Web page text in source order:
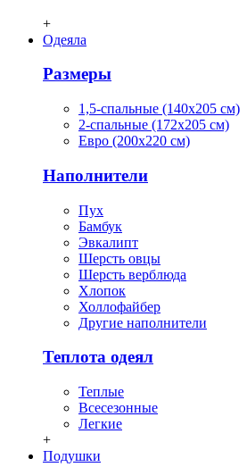
+
Одеяла
Размеры
1,5-спальные (140х205 см)
2-спальные (172х205 см)
Евро (200х220 см)
Наполнители
Пух
Бамбук
Эвкалипт
Шерсть овцы
Шерсть верблюда
Хлопок
Холлофайбер
Другие наполнители
Теплота одеял
Теплые
Всесезонные
Легкие
+
Подушки